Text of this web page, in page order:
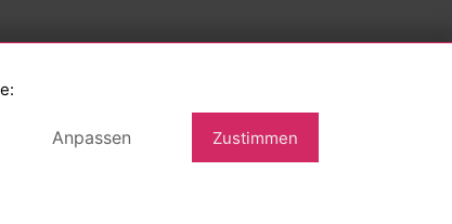
Anpassen Zustimmen